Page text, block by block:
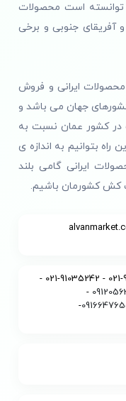
توانسته است محصولات
آفریقای جنوبی و برخی
ایرانی و فروش
کشورهای جهان می باشد و
در کشور عمان نسبت به
راه بتوانیم به اندازه ی
ایرانی گامی بلند
کش کشورمان باشیم.
تلفن : تماس - با - پشتیبانی: - 91031882-021 - 91035242-021 -
-
-